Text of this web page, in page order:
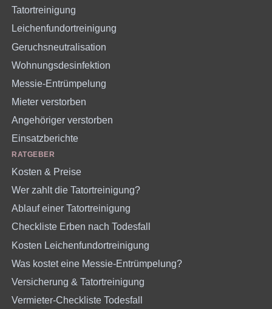
Tatortreinigung
Leichenfundortreinigung
Geruchsneutralisation
Wohnungsdesinfektion
Messie-Entrümpelung
Mieter verstorben
Angehöriger verstorben
Einsatzberichte
RATGEBER
Kosten & Preise
Wer zahlt die Tatortreinigung?
Ablauf einer Tatortreinigung
Checkliste Erben nach Todesfall
Kosten Leichenfundortreinigung
Was kostet eine Messie-Entrümpelung?
Versicherung & Tatortreinigung
Vermieter-Checkliste Todesfall